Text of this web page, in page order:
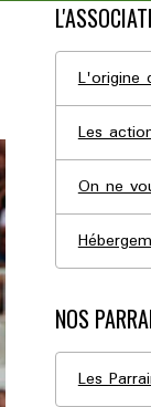
L'origine
Les
On ne
NOS
Les